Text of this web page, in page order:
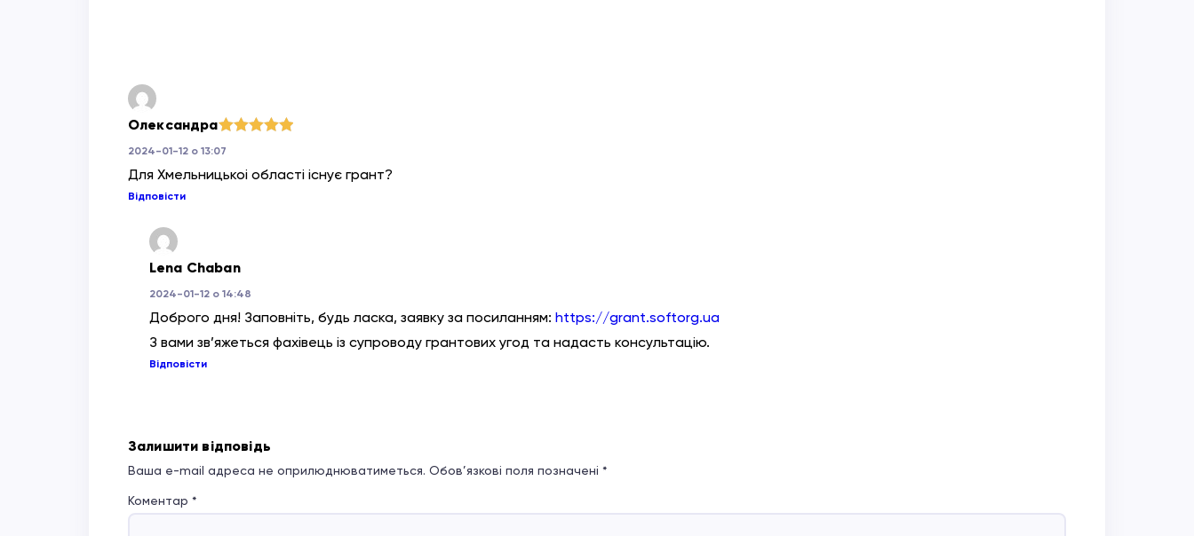
Олександра
Оцінено в
з 5
2024-01-12 о 13:07
Для Хмельницькоі області існує грант?
Відповісти
Lena Chaban
2024-01-12 о 14:48
Доброго дня! Заповніть, будь ласка, заявку за посиланням: https://grant.softorg.ua
З вами зв’яжеться фахівець із супроводу грантових угод та надасть консультацію.
Відповісти
Залишити відповідь
Ваша e-mail адреса не оприлюднюватиметься. Обов’язкові поля позначені *
Коментар *